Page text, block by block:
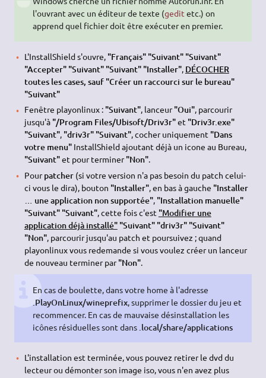
l'ouvrant avec un éditeur de texte (gedit etc.) on
apprend quel fichier doit être exécuter en premier.
L'InstallShield s'ouvre, "Français" "Suivant" "Suivant"
"Accepter" "Suivant" "Suivant" "Installer", DÉCOCHER
toutes les cases, sauf "Créer un raccourci sur le bureau"
"Suivant"
Fenêtre playonlinux : "Suivant", lanceur"Oui", parcourir
jusqu'à "/Program Files/Ubisoft/Driv3r"et "Driv3r.exe"
"Suivant", "driv3r" "Suivant", cocher uniquement "Dans
votre menu"InstallShield ajoutant déjà un icone au Bureau,
"Suivant"et pour terminer"Non".
Pourpatcher(si votre version n'a pas besoin du patch celui-
ci vous le dira), bouton "Installer", en bas à gauche "Installer
… une application non supportée", "Installation manuelle"
"Suivant" "Suivant", cette fois c'est "Modifier une
application déjà installé" "Suivant" "driv3r" "Suivant"
"Non", parcourir jusqu'au patch et poursuivez ; quand
playonlinux vous redemande si vous voulez créer un lanceur
de nouveau terminer par"Non".
En cas de boulette, dans votre home à l'adresse
.PlayOnLinux/wineprefix, supprimer le dossier du jeu et
recommencer. En cas de mauvaise désinstallation les
icônes résiduelles sont dans .local/share/applications
L'installation est terminée, vous pouvez retirer le dvd du
lecteur ou démonter son image iso, vous n'en avez plus